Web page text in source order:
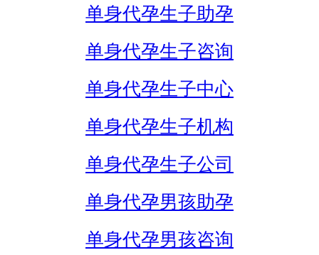
单身代孕生子助孕
单身代孕生子咨询
单身代孕生子中心
单身代孕生子机构
单身代孕生子公司
单身代孕男孩助孕
单身代孕男孩咨询